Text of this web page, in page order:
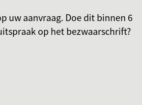
uw aanvraag. Doe dit binnen 6
op het bezwaarschrift?